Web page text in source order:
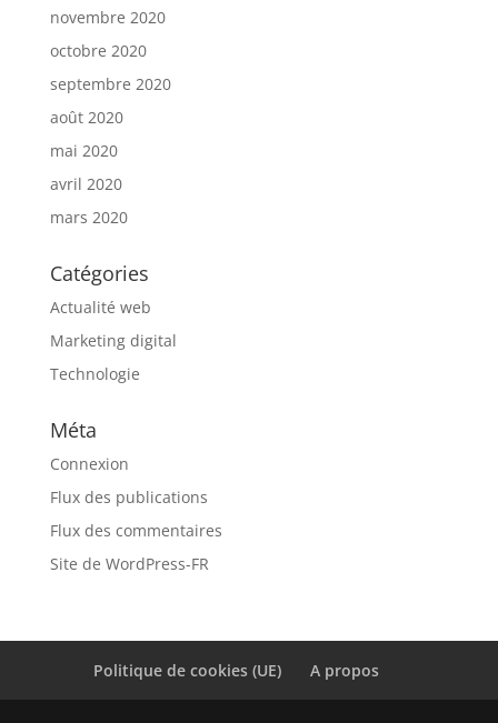
novembre 2020
octobre 2020
septembre 2020
août 2020
mai 2020
avril 2020
mars 2020
Catégories
Actualité web
Marketing digital
Technologie
Méta
Connexion
Flux des publications
Flux des commentaires
Site de WordPress-FR
Politique de cookies (UE) A propos